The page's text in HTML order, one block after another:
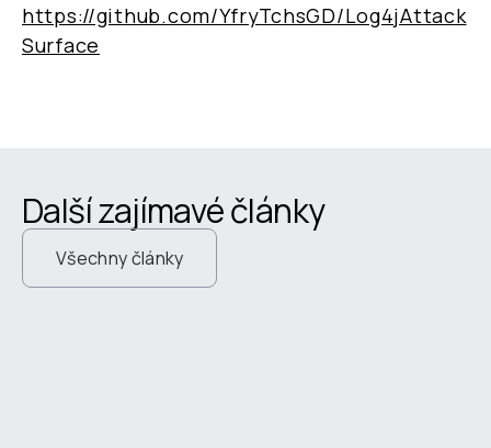
https://github.com/YfryTchsGD/Log4jAttack
Surface
Další zajímavé články
Všechny články